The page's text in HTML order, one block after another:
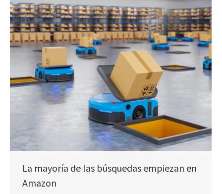
La mayoría de las búsquedas empiezan en
Amazon